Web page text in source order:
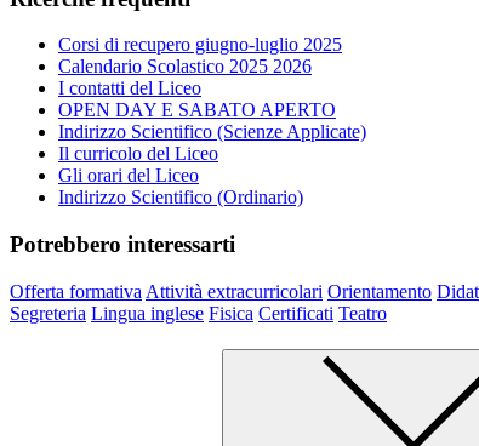
Corsi di recupero giugno-luglio 2025
Calendario Scolastico 2025 2026
I contatti del Liceo
OPEN DAY E SABATO APERTO
Indirizzo Scientifico (Scienze Applicate)
Il curricolo del Liceo
Gli orari del Liceo
Indirizzo Scientifico (Ordinario)
Potrebbero interessarti
Offerta formativa Attività extracurricolari Orientamento
Segreteria Lingua inglese Fisica Certificati Teatro